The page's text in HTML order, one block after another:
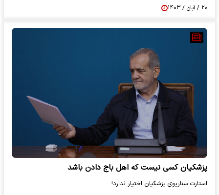
۲۰ / آبان / ۱۴۰۳
پزشکیان کسی نیست که اهل باج دادن باشد
استارت سناریوی پزشکیان اختیار ندارد!